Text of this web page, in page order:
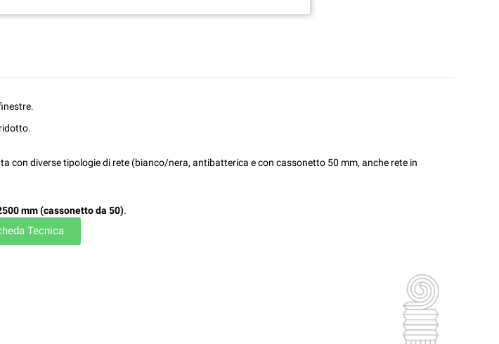
con diverse tipologie di rete (bianco/nera, antibatterica e con cassonetto 50 mm, anche rete in
mm (cassonetto da 50).
Tecnica